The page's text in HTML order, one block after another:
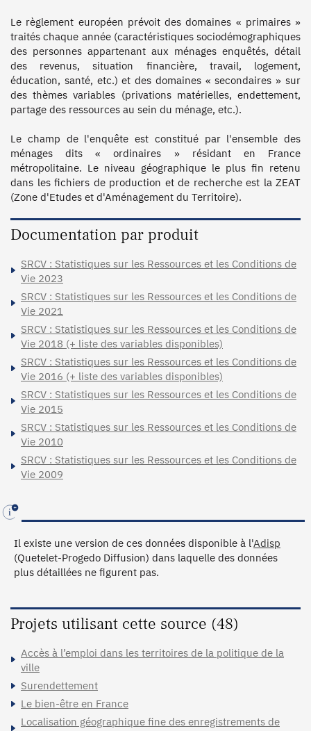
Le règlement européen prévoit des domaines « primaires »
traités chaque année (caractéristiques sociodémographiques
des personnes appartenant aux ménages enquêtés, détail
des revenus, situation financière, travail, logement,
éducation, santé, etc.) et des domaines « secondaires » sur
des thèmes variables (privations matérielles, endettement,
partage des ressources au sein du ménage, etc.).
Le champ de l'enquête est constitué par l'ensemble des
ménages dits « ordinaires » résidant en France
métropolitaine. Le niveau géographique le plus fin retenu
dans les fichiers de production et de recherche est la ZEAT
(Zone d'Etudes et d'Aménagement du Territoire).
Documentation par produit
SRCV : Statistiques sur les Ressources et les Conditions de
Vie 2023
SRCV : Statistiques sur les Ressources et les Conditions de
Vie 2021
SRCV : Statistiques sur les Ressources et les Conditions de
Vie 2018 (+ liste des variables disponibles)
SRCV : Statistiques sur les Ressources et les Conditions de
Vie 2016 (+ liste des variables disponibles)
SRCV : Statistiques sur les Ressources et les Conditions de
Vie 2015
SRCV : Statistiques sur les Ressources et les Conditions de
Vie 2010
SRCV : Statistiques sur les Ressources et les Conditions de
Vie 2009
Il existe une version de ces données disponible à l'Adisp
(Quetelet-Progedo Diffusion) dans laquelle des données
plus détaillées ne figurent pas.
Projets utilisant cette source (48)
Accès à l’emploi dans les territoires de la politique de la
ville
Surendettement
Le bien-être en France
Localisation géographique fine des enregistrements de